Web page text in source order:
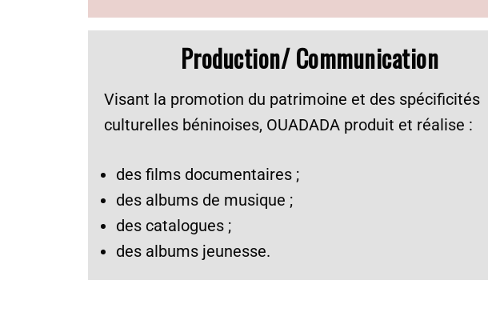
Production/ Communication
Visant la promotion du patrimoine et des spécificités
culturelles béninoises, OUADADA produit et réalise :
des films documentaires ;
des albums de musique ;
des catalogues ;
des albums jeunesse.